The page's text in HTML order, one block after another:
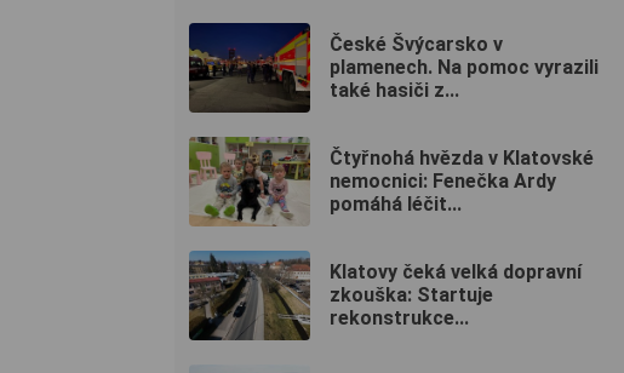
České Švýcarsko v
plamenech. Na pomoc vyrazili
také hasiči z...
Čtyřnohá hvězda v Klatovské
nemocnici: Fenečka Ardy
pomáhá léčit...
Klatovy čeká velká dopravní
zkouška: Startuje
rekonstrukce...